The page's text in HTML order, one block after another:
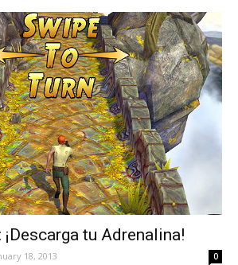
¡Descarga tu Adrenalina!
18, 2013 0